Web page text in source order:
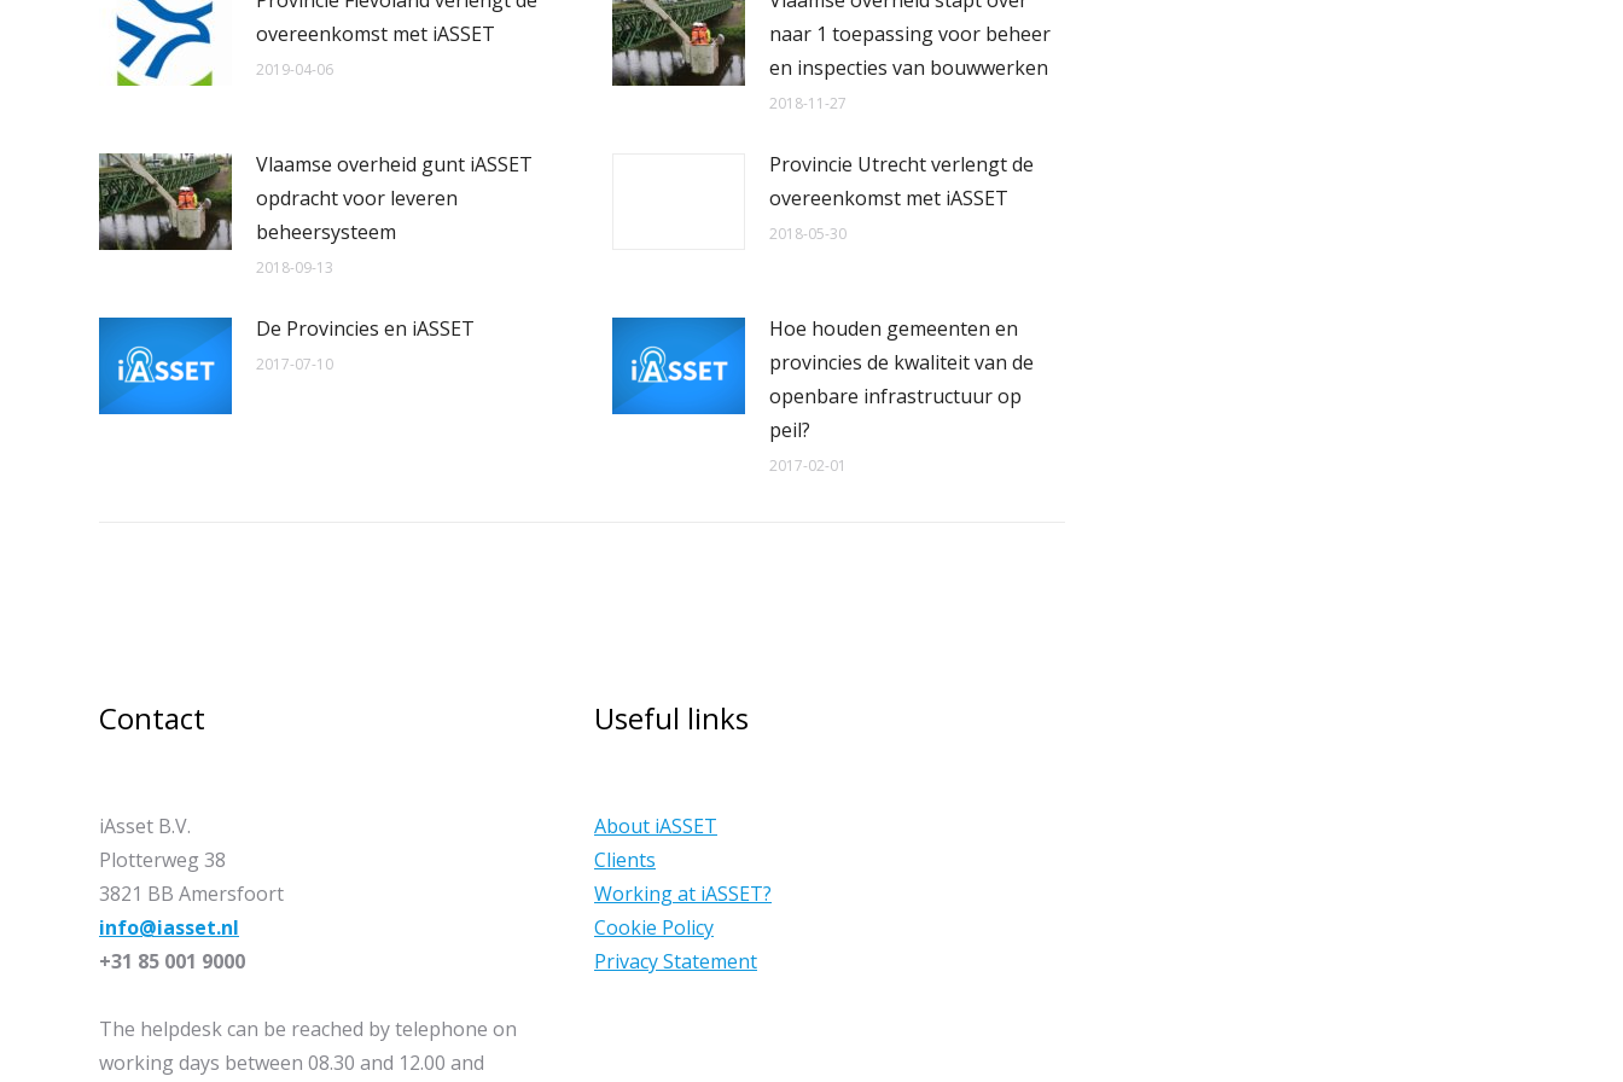
overeenkomst met iASSET
2019-04-06
naar 1 toepassing voor beheer
en inspecties van bouwwerken
2018-11-27
Vlaamse overheid gunt iASSET
opdracht voor leveren
beheersysteem
2018-09-13
Provincie Utrecht verlengt de
overeenkomst met iASSET
2018-05-30
De Provincies en iASSET
2017-07-10
Hoe houden gemeenten en
provincies de kwaliteit van de
openbare infrastructuur op
peil?
2017-02-01
Contact
iAsset B.V.
Plotterweg 38
3821 BB Amersfoort
info@iasset.nl
+31 85 001 9000
The helpdesk can be reached by telephone on
working days between 08.30 and 12.00 and
Useful links
About iASSET
Clients
Working at iASSET?
Cookie Policy
Privacy Statement